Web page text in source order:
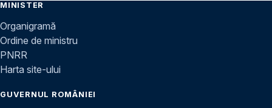
MINISTER
Organigramă
Ordine de ministru
PNRR
Harta site-ului
GUVERNUL ROMÂNIEI